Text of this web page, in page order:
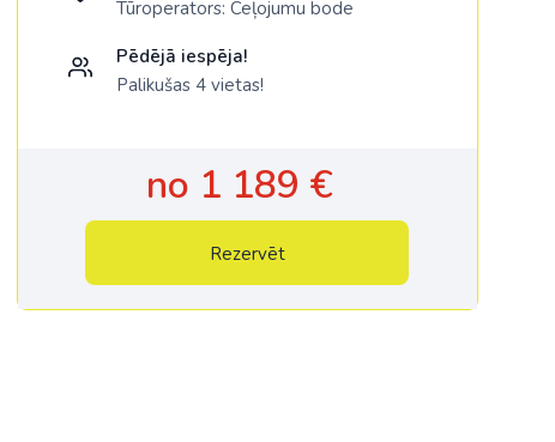
Tūroperators: Ceļojumu bode
Pēdējā iespēja!
Palikušas 4 vietas!
no 1 189 €
Rezervēt